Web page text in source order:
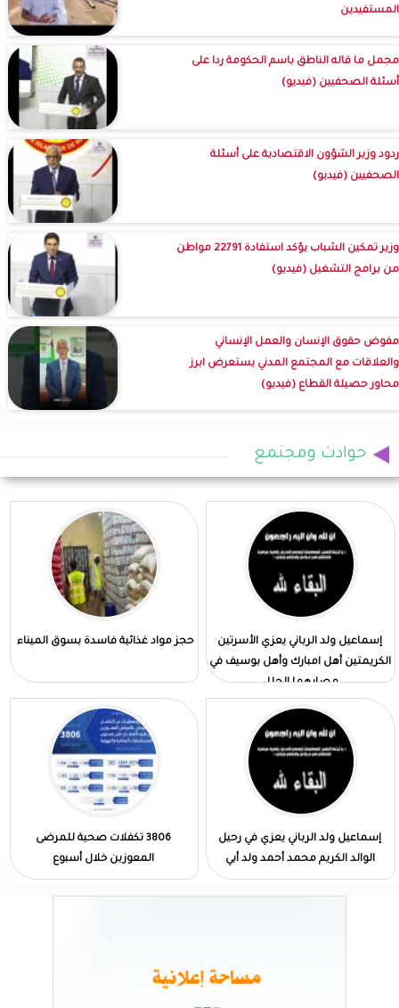
المستفيدين
مجمل ما قاله الناطق باسم الحكومة ردا على
أسئلة الصحفيين (فيديو)
ردود وزير الشؤون الاقتصادية على أسئلة
الصحفيين (فيديو)
وزير تمكين الشباب يؤكد استفادة 22791 مواطن
من برامج التشغيل (فيديو)
مفوض حقوق الإنسان والعمل الإنساني
والعلاقات مع المجتمع المدني يستعرض ابرز
محاور حصيلة القطاع (فيديو)
حوادث ومجتمع
إسماعيل ولد الرباني يعزي الأسرتين
الكريمتين أهل امبارك وأهل بوسيف في
مصابهما الجلل
حجز مواد غذائية فاسدة بسوق الميناء
إسماعيل ولد الرباني يعزي في رحيل
الوالد الكريم محمد أحمد ولد أبي
3806 تكفلات صحية للمرضى
المعوزين خلال أسبوع